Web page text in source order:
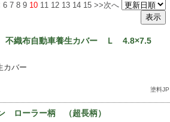
6 7 8 9 10 11 12 13 14 15 >>次へ
不織布自動車養生カバー Ｌ 4.8×7.5
カバー
塗料JP
ローラー柄 （超長柄）